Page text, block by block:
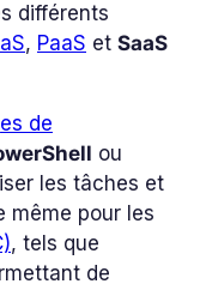
différents
, PaaS et SaaS
de
ou
les tâches et
même pour les
, tels que
de